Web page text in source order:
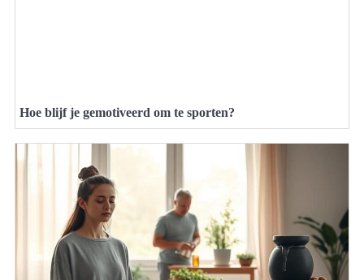
Hoe blijf je gemotiveerd om te sporten?